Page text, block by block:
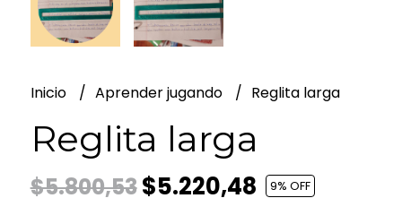
Inicio Aprender jugando Reglita larga
Reglita larga
$5.800,53$5.220,48 9% OFF